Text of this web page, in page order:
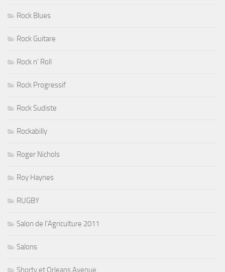
Rock Blues
Rock Guitare
Rock n' Roll
Rock Progressif
Rock Sudiste
Rockabilly
Roger Nichols
Roy Haynes
RUGBY
Salon de l'Agriculture 2011
Salons
Shorty et Orleans Avenue